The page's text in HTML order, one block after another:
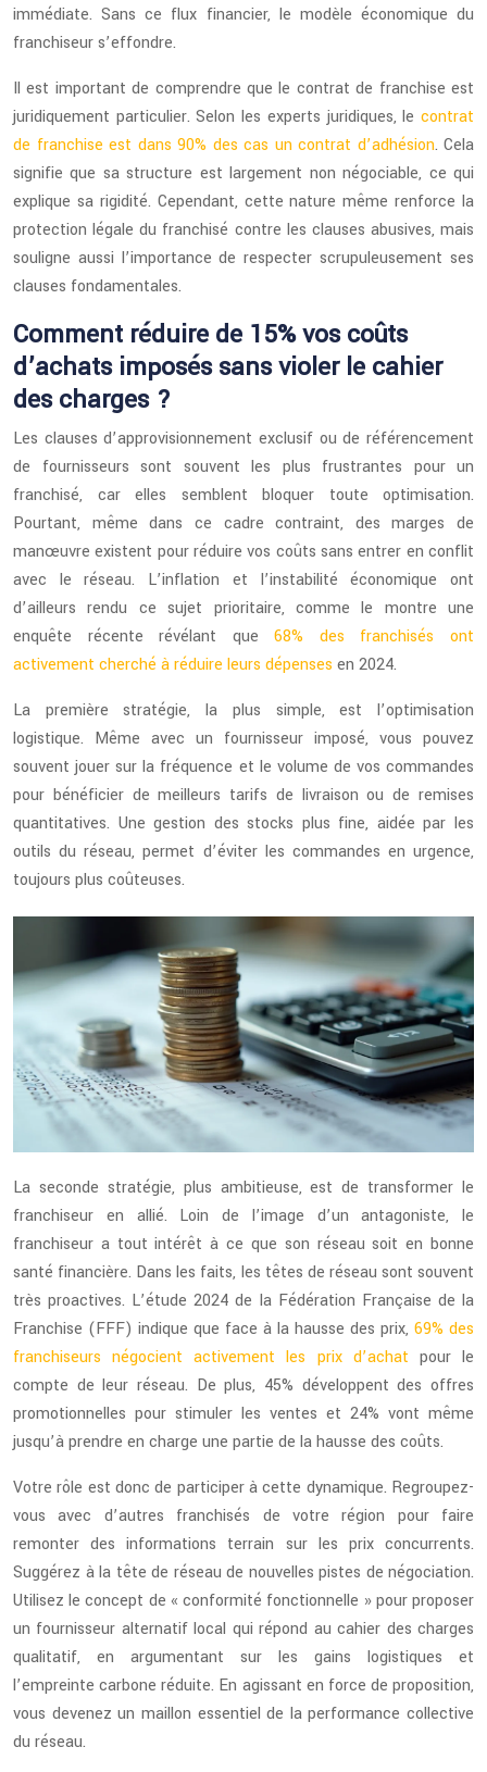
immédiate. Sans ce flux financier, le modèle économique du
franchiseur s’effondre.
Il est important de comprendre que le contrat de franchise est
juridiquement particulier. Selon les experts juridiques, le contrat
de franchise est dans 90% des cas un contrat d’adhésion. Cela
signifie que sa structure est largement non négociable, ce qui
explique sa rigidité. Cependant, cette nature même renforce la
protection légale du franchisé contre les clauses abusives, mais
souligne aussi l’importance de respecter scrupuleusement ses
clauses fondamentales.
Comment réduire de 15% vos coûts
d’achats imposés sans violer le cahier
des charges ?
Les clauses d’approvisionnement exclusif ou de référencement
de fournisseurs sont souvent les plus frustrantes pour un
franchisé, car elles semblent bloquer toute optimisation.
Pourtant, même dans ce cadre contraint, des marges de
manœuvre existent pour réduire vos coûts sans entrer en conflit
avec le réseau. L’inflation et l’instabilité économique ont
d’ailleurs rendu ce sujet prioritaire, comme le montre une
enquête récente révélant que68% des franchisés ont
activement cherché à réduire leurs dépenses en 2024.
La première stratégie, la plus simple, est l’optimisation
logistique. Même avec un fournisseur imposé, vous pouvez
souvent jouer sur la fréquence et le volume de vos commandes
pour bénéficier de meilleurs tarifs de livraison ou de remises
quantitatives. Une gestion des stocks plus fine, aidée par les
outils du réseau, permet d’éviter les commandes en urgence,
toujours plus coûteuses.
La seconde stratégie, plus ambitieuse, est de transformer le
franchiseur en allié. Loin de l’image d’un antagoniste, le
franchiseur a tout intérêt à ce que son réseau soit en bonne
santé financière. Dans les faits, les têtes de réseau sont souvent
très proactives. L’étude 2024 de la Fédération Française de la
Franchise (FFF) indique que face à la hausse des prix, 69% des
franchiseurs négocient activement les prix d’achat pour le
compte de leur réseau. De plus, 45% développent des offres
promotionnelles pour stimuler les ventes et 24% vont même
jusqu’à prendre en charge une partie de la hausse des coûts.
Votre rôle est donc de participer à cette dynamique. Regroupez-
vous avec d’autres franchisés de votre région pour faire
remonter des informations terrain sur les prix concurrents.
Suggérez à la tête de réseau de nouvelles pistes de négociation.
Utilisez le concept de « conformité fonctionnelle » pour proposer
un fournisseur alternatif local qui répond au cahier des charges
qualitatif, en argumentant sur les gains logistiques et
l’empreinte carbone réduite. En agissant en force de proposition,
vous devenez un maillon essentiel de la performance collective
du réseau.